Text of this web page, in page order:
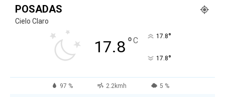
POSADAS
Cielo Claro
17.8°C 17.8°
17.8°
97 % 2.2kmh 5 %